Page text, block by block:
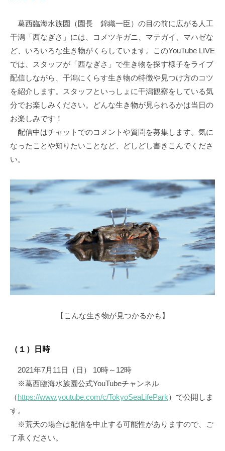
葛西臨海水族園（園長 錦織一臣）の目の前に広がる人工
干潟「西なぎさ」には、コメツキガニ、マテガイ、マハゼな
ど、いろいろな生き物がくらしています。このYouTube LIVE
では、スタッフが「西なぎさ」で生き物を探す様子をライブ
配信しながら、干潟にくらす生き物の特徴や見つけ方のコツ
を紹介します。スタッフといっしょに干潟観察をしている気
分でお楽しみください。どんな生き物が見られるかは当日の
お楽しみです！
配信中はチャットでのコメントや質問を募集します。気に
なったことや知りたいことなど、どしどし書きこんでくださ
い。
【こんな生き物が見つかるかも】
（１）日時
2021年7月11日（日） 10時～12時
※葛西臨海水族園公式YouTubeチャンネル
（https://www.youtube.com/c/TokyoSeaLifePark）で公開しま
す。
※荒天の場合は配信を中止する可能性がありますので、ご
了承ください。